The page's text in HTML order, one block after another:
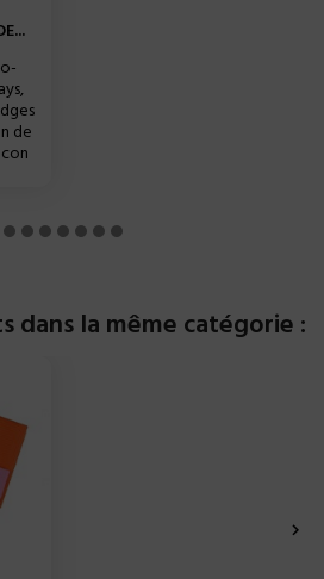
de
dans la même catégorie :
